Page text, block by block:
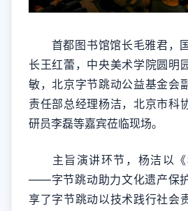
首都图书馆馆长毛雅君，
长王红蕾，中央美术学院圆明
敏，北京字节跳动公益基金会
责任部总经理杨洁，北京市科
研员李磊等嘉宾莅临现场。
主旨演讲环节，杨洁以《
——字节跳动助力文化遗产保
享了字节跳动以技术践行社会